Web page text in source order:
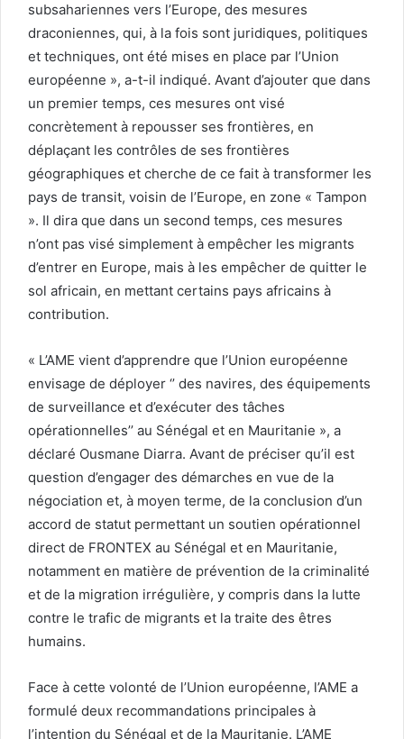
subsahariennes vers l’Europe, des mesures
draconiennes, qui, à la fois sont juridiques, politiques
et techniques, ont été mises en place par l’Union
européenne », a-t-il indiqué. Avant d’ajouter que dans
un premier temps, ces mesures ont visé
concrètement à repousser ses frontières, en
déplaçant les contrôles de ses frontières
géographiques et cherche de ce fait à transformer les
pays de transit, voisin de l’Europe, en zone « Tampon
». Il dira que dans un second temps, ces mesures
n’ont pas visé simplement à empêcher les migrants
d’entrer en Europe, mais à les empêcher de quitter le
sol africain, en mettant certains pays africains à
contribution.
« L’AME vient d’apprendre que l’Union européenne
envisage de déployer ‘’ des navires, des équipements
de surveillance et d’exécuter des tâches
opérationnelles’’ au Sénégal et en Mauritanie », a
déclaré Ousmane Diarra. Avant de préciser qu’il est
question d’engager des démarches en vue de la
négociation et, à moyen terme, de la conclusion d’un
accord de statut permettant un soutien opérationnel
direct de FRONTEX au Sénégal et en Mauritanie,
notamment en matière de prévention de la criminalité
et de la migration irrégulière, y compris dans la lutte
contre le trafic de migrants et la traite des êtres
humains.
Face à cette volonté de l’Union européenne, l’AME a
formulé deux recommandations principales à
l’intention du Sénégal et de la Mauritanie. L’AME